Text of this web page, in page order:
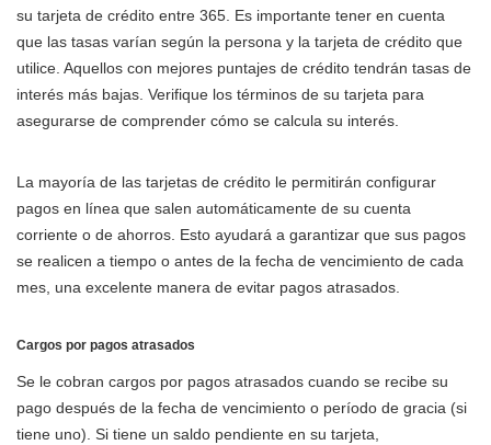
su tarjeta de crédito entre 365. Es importante tener en cuenta
que las tasas varían según la persona y la tarjeta de crédito que
utilice. Aquellos con mejores puntajes de crédito tendrán tasas de
interés más bajas. Verifique los términos de su tarjeta para
asegurarse de comprender cómo se calcula su interés.
La mayoría de las tarjetas de crédito le permitirán configurar
pagos en línea que salen automáticamente de su cuenta
corriente o de ahorros. Esto ayudará a garantizar que sus pagos
se realicen a tiempo o antes de la fecha de vencimiento de cada
mes, una excelente manera de evitar pagos atrasados.
Cargos por pagos atrasados
Se le cobran cargos por pagos atrasados cuando se recibe su
pago después de la fecha de vencimiento o período de gracia (si
tiene uno). Si tiene un saldo pendiente en su tarjeta,